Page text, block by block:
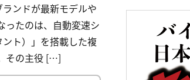
ンドが最新モデルや
ったのは、自動変速シ
ト）」を搭載した複
その主役 […]